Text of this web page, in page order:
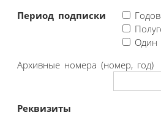
Период подписки
Один
Архивные номера (номер, год)
Реквизиты